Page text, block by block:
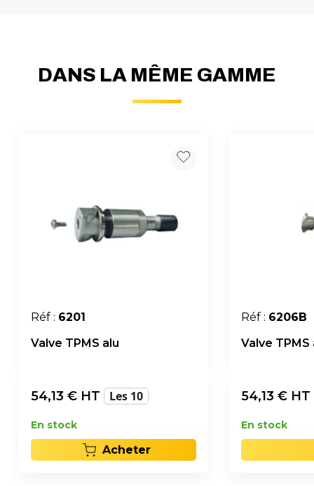
DANS LA MÊME GAMME
Réf : 6201
Valve TPMS alu
54,13 € HT Les 10
En stock
Acheter
Réf : 6206B
Valve TPMS
54,13 € HT
En stock